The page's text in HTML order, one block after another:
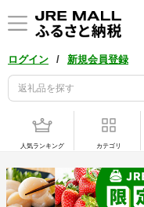
ログイン / 新規会員登録
人気ランキング カテゴリ